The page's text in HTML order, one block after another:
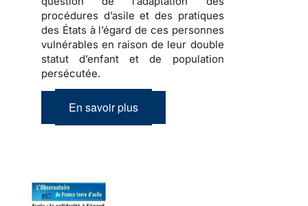
procédures d’asile et des pratiques
des États à l’égard de ces personnes
vulnérables en raison de leur double
statut d’enfant et de population
persécutée.
En savoir plus